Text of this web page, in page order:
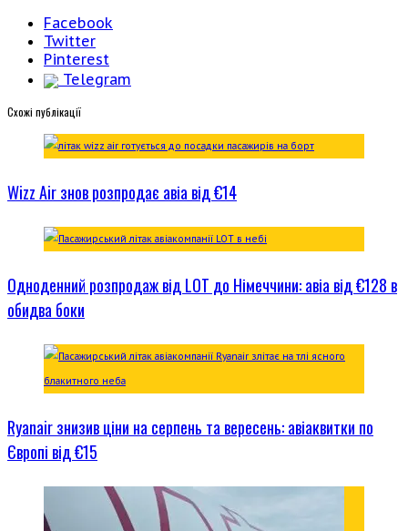
Facebook
Twitter
Pinterest
Telegram
Cхожі публікації
Wizz Air знов розпродає авіа від €14
Одноденний розпродаж від LOT до Німеччини: авіа від €128 в
обидва боки
Ryanair знизив ціни на серпень та вересень: авіаквитки по
Європі від €15